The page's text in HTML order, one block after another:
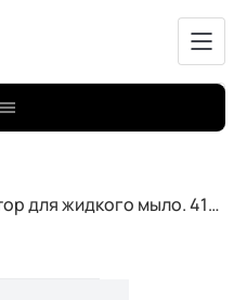
H-G 9Logis Universal Дозатор для жидкого мыло. 41714000